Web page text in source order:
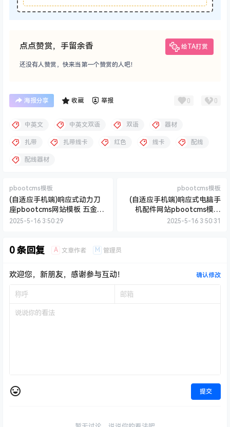
点点赞赏，手留余香 给TA打赏
还没有人赞赏，快来当第一个赞赏的人吧！
海报分享 收藏 举报 0 0
中英文 中英文双语 双语 器材
扎带 扎带线卡 红色 线卡 配线
配线器材
pbootcms模板
(自适应手机端)响应式动力刀
座pbootcms网站模板 五金机
械设备类网站源码下载
2025-5-16 3:50:29
pbootcms模板
(自适应手机端)响应式电脑手
机配件网站pbootcms模板
HTML5电子数码产品配件网站
2025-5-16 3:50:31
0 条回复 A 文章作者 M 管理员
欢迎您，新朋友，感谢参与互动！ 确认修改
提交